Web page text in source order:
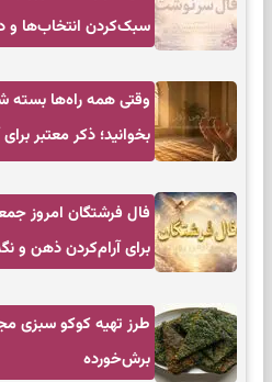
سبک‌کردن انتخاب‌ها و
وقتی همه راه‌ها بسته
بخوانید؛ ذکر معتبر
سخت
برای آرام‌کردن ذهن و
طرز تهیه کوکو سبزی
برش‌خورده